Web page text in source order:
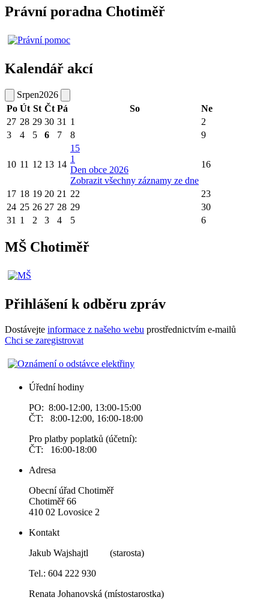
Právní poradna Chotiměř
Kalendář akcí
Srpen2026
Po Út St Čt Pá So
Ne
27 28 29 30 31 1
2
3
4 5 6 7 8 9
10 11 12 13 14
15
1
Den obce 2026
Zobrazit všechny záznamy ze dne
16
17 18 19 20 21 22
23
24 25 26 27 28 29
30
31 1 2 3 4 5 6
MŠ Chotiměř
Přihlášení k odběru zpráv
Dostávejte informace z našeho webu prostřednictvím e-mailů
Chci se zaregistrovat
Úřední hodiny
PO: 8:00-12:00, 13:00-15:00
ČT: 8:00-12:00, 16:00-18:00
Pro platby poplatků (účetní):
ČT: 16:00-18:00
Adresa
Obecní úřad Chotiměř
Chotiměř 66
410 02 Lovosice 2
Kontakt
Jakub Wajshajtl (starosta)
Tel.: 604 222 930
Renata Johanovská (místostarostka)